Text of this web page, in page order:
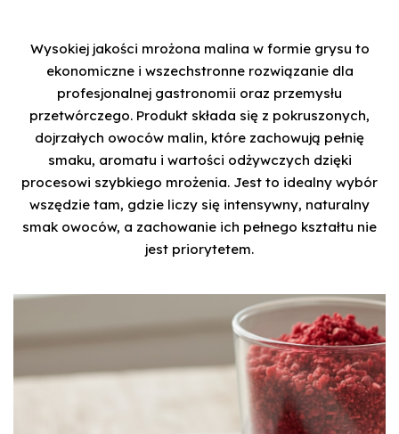
Wysokiej jakości mrożona malina w formie grysu to
ekonomiczne i wszechstronne rozwiązanie dla
profesjonalnej gastronomii oraz przemysłu
przetwórczego. Produkt składa się z pokruszonych,
dojrzałych owoców malin, które zachowują pełnię
smaku, aromatu i wartości odżywczych dzięki
procesowi szybkiego mrożenia. Jest to idealny wybór
wszędzie tam, gdzie liczy się intensywny, naturalny
smak owoców, a zachowanie ich pełnego kształtu nie
jest priorytetem.